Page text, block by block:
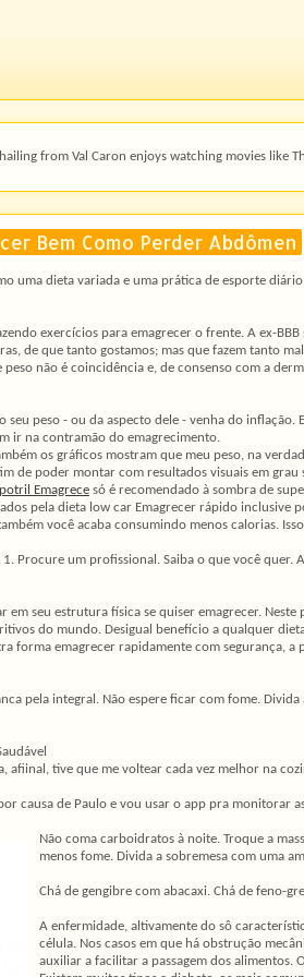
from Val Caron enjoys watching movies like
Bem Como Perder Abdômen
uma dieta variada e uma prática de esporte
exercícios para emagrecer o frente. A ex-
de que tanto gostamos; mas que fazem tanto
não é coincidência e, de consenso com a
peso - ou da aspecto dele - venha do
ir na contramão do emagrecimento.
os gráficos mostram que meu peso, na
de poder montar com resultados visuais em
Emagrece só é recomendado à sombra de
pela dieta low car Emagrecer rápido
você acaba consumindo menos calorias.
Procure um profissional. Saiba o que você
em seu estrutura física se quiser emagrecer.
do mundo. Desigual benefício a qualquer
forma emagrecer rapidamente com
pela integral. Não espere ficar com fome.
afiinal, tive que me voltear cada vez melhor na
causa de Paulo e vou usar o app pra monitorar
Não coma carboidratos à noite. Troque a
menos fome. Divida a sobremesa com uma
Chá de gengibre com abacaxi. Chá de feno-
A enfermidade, altivamente do sô
célula. Nos casos em que há obstrução
auxiliar a facilitar a passagem dos alimentos.